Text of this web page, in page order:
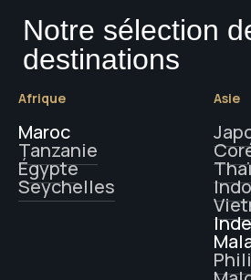
Notre sélection
destinations
Afrique
Maroc
Tanzanie
Égypte
Seychelles
Asie
Inde